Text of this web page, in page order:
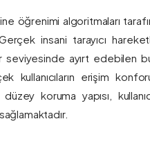
öğrenimi algoritmaları
insani tarayıcı
seviyesinde ayırt edebilen
kullanıcıların erişim
koruma yapısı,